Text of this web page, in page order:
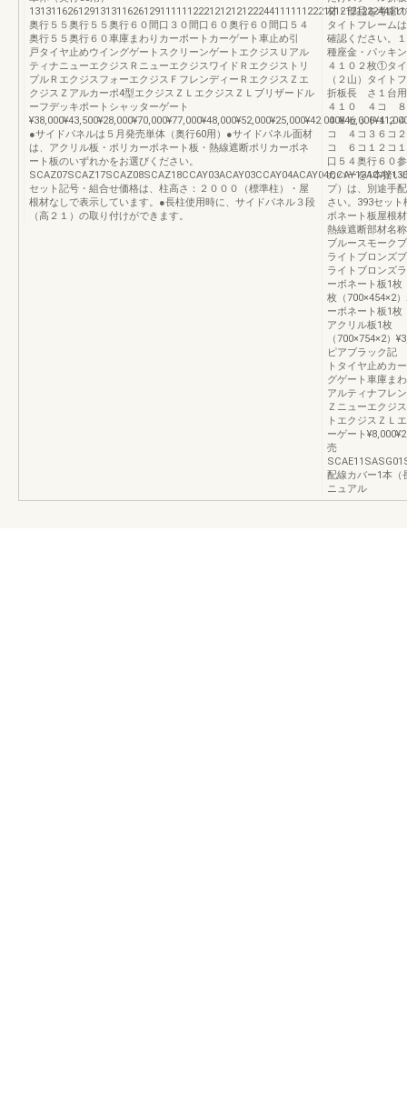
奥行５５奥行５５奥行６０間口３０間口６０奥行６０間口５４
奥行５５奥行６０車庫まわりカーポートカーゲート車止め引
戸タイヤ止めウイングゲートスクリーンゲートエクジスＵアル
ティナニューエクジスＲニューエクジスワイドＲエクジストリ
プルＲエクジスフォーエクジスＦフレンディーＲエクジスＺエ
クジスＺアルカーポ4型エクジスＺＬエクジスＺＬブリザードル
ーフデッキポートシャッターゲート
●サイドパネルは５月発売単体（奥行60用）●サイドパネル面材
は、アクリル板・ポリカーボネート板・熱線遮断ポリカーボネ
ート板のいずれかをお選びください。
セット記号・組合せ価格は、柱高さ：２０００（標準柱）・屋
根材なしで表示しています。●長柱使用時に、サイドパネル３段
（高２１）の取り付けができます。
材・部品を考慮
タイトフレーム
確認ください。
種座金・パッキ
４１０２枚①タ
（２山）タイト
折板長 さ１台
４１０ ４コ ８
４８セット１２
コ ４コ３６コ
コ ６コ１２コ
口５４奥行６０
カバーを1本拾い
プ）は、別途手
さい。393セッ
ボネート板屋根
熱線遮断部材名
ブルースモーク
ライトブロンズ
ライトブロンズ
ーボネート板1枚
枚（700×454×2
ーボネート板1枚
アクリル板1枚
（700×754×2）
ピアブラック記
トタイヤ止めカ
グゲート車庫ま
アルティナフレ
Ｚニューエクジ
トエクジスＺＬ
ーゲート
売
配線カバー1本（
ニュアル